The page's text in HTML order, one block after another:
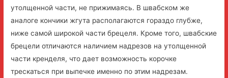
утолщенной части, не прижимаясь. В швабском же
аналоге кончики жгута располагаются гораздо глубже,
ниже самой широкой части брецеля. Кроме того, швабские
брецели отличаются наличием надрезов на утолщенной
части кренделя, что дает возможность корочке
трескаться при выпечке именно по этим надрезам.